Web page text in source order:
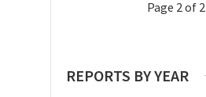
Page 2 of 2
REPORTS BY YEAR